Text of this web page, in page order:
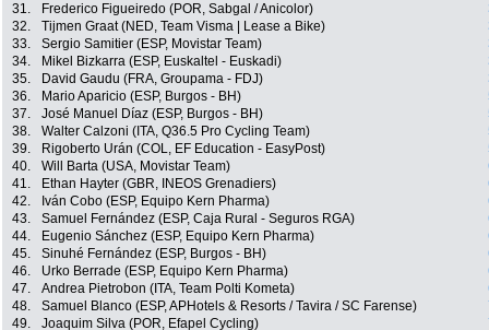
31.
Frederico Figueiredo (POR, Sabgal / Anicolor)
32.
Tijmen Graat (NED, Team Visma | Lease a Bike)
33.
Sergio Samitier (ESP, Movistar Team)
34.
Mikel Bizkarra (ESP, Euskaltel - Euskadi)
35.
David Gaudu (FRA, Groupama - FDJ)
36.
Mario Aparicio (ESP, Burgos - BH)
37.
José Manuel Díaz (ESP, Burgos - BH)
38.
Walter Calzoni (ITA, Q36.5 Pro Cycling Team)
39.
Rigoberto Urán (COL, EF Education - EasyPost)
40.
Will Barta (USA, Movistar Team)
41.
Ethan Hayter (GBR, INEOS Grenadiers)
42.
Iván Cobo (ESP, Equipo Kern Pharma)
43.
Samuel Fernández (ESP, Caja Rural - Seguros RGA)
44.
Eugenio Sánchez (ESP, Equipo Kern Pharma)
45.
Sinuhé Fernández (ESP, Burgos - BH)
46.
Urko Berrade (ESP, Equipo Kern Pharma)
47.
Andrea Pietrobon (ITA, Team Polti Kometa)
48.
Samuel Blanco (ESP, APHotels & Resorts / Tavira / SC Farense)
49.
Joaquim Silva (POR, Efapel Cycling)